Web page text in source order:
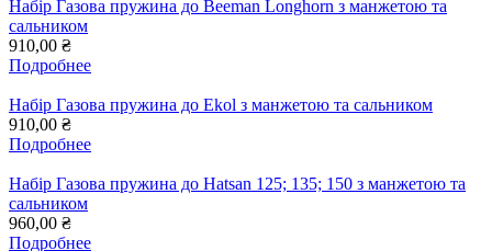
Набір Газова пружина до Beeman Longhorn з манжетою та
сальником
910,00 ₴
Подробнее
Набір Газова пружина до Ekol з манжетою та сальником
910,00 ₴
Подробнее
Набір Газова пружина до Hatsan 125; 135; 150 з манжетою та
сальником
960,00 ₴
Подробнее